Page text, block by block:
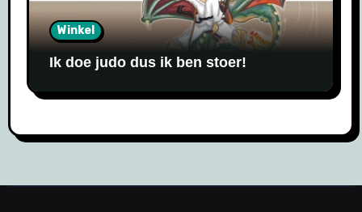
Winkel
Ik doe judo dus ik ben stoer!